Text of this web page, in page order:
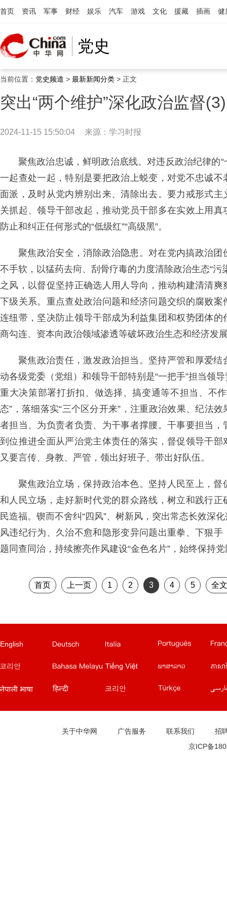
首页 资讯 军事 财经 娱乐 汽车 游戏 文化 援藏 插画 健
党史
当前位置： 党史频道 > 最新新闻分类 > 正文
突出“两个维护”深化政治监督(3)
2024-11-15 15:50:04 来源： 学习时报
聚焦政治忠诚，鲜明政治底线。对违反政治纪律的“
一起查处一起，特别是要把政治上蜕变，对党不忠诚
面派，及时从党内辨别出来、清除出去。要力戒形式
关抓起、领导干部改起，推动党员干部多在实效上用
防止和纠正任何形式的“低级红”“高级黑”。
聚焦政治安全，消除政治隐患。对在党内搞政治
不手软，以猛药去疴、刮骨疗毒的力度清除政治生态“污
之风，以督促坚持正确选人用人导向，推动构建清清
下级关系。重点查处政治问题和经济问题交织的腐败
连纽带，坚决防止领导干部成为利益集团和权势团体
商勾连、资本向政治领域渗透等破坏政治生态和经济发
聚焦政治责任，激发政治担当。坚持严管和厚爱
动各级党委（党组）和领导干部特别是“一把手”担当领
重大决策部署打折扣、做选择、搞变通等不担当、不
态”，落细落实“三个区分开来”，注重政治效果、纪法
者担当、为负责者负责、为干事者撑腰。干事要担当
到位推进全面从严治党主体责任的落实，督促领导干
又要言传、身教、严管，领出好班子、带出好队伍。
聚焦政治立场，保持政治本色。坚持人民至上，
和人民立场，走好新时代党的群众路线，树立和践行
民造福。锲而不舍纠“四风”、树新风，突出常态长效深
风违纪行为、久治不愈和隐形变异问题出重拳、下狠
题同查同治，持续擦亮作风建设“金色名片”，始终保持
首页 上一页 1 2 3 4 5 全文
English
意文站 葡文站 法文站 俄文站 西
越南文站 老挝文站 柬埔寨文站 泰文站 印
孟加拉文站 土耳其文站 波斯文站
关于中华网 广告服务 联系我们
招
京ICP备